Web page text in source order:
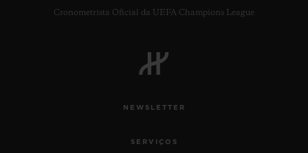
Cronometrista Oficial da UEFA Champions League
NEWSLETTER
SERVIÇOS